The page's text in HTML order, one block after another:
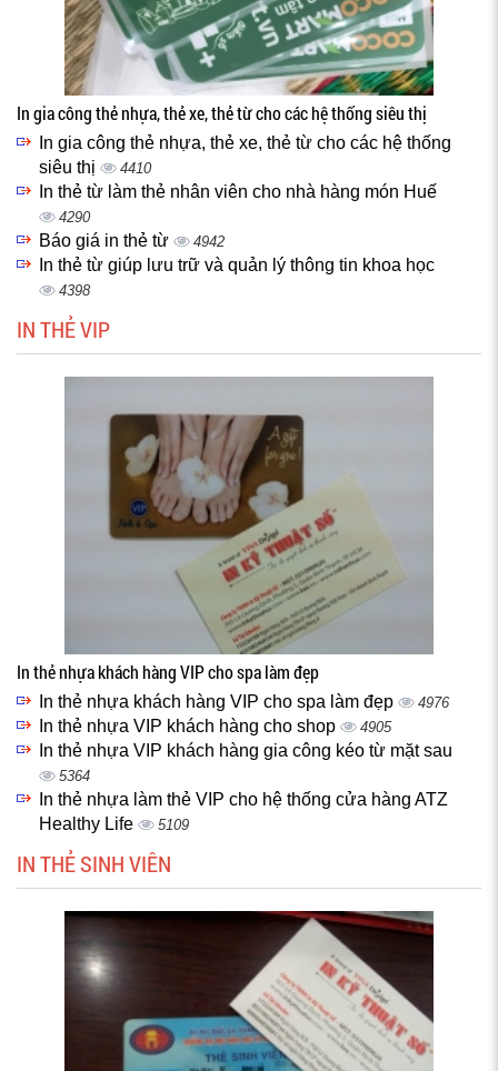
In gia công thẻ nhựa, thẻ xe, thẻ từ cho các hệ thống siêu thị
In gia công thẻ nhựa, thẻ xe, thẻ từ cho các hệ thống
siêu thị
4410
In thẻ từ làm thẻ nhân viên cho nhà hàng món Huế
4290
Báo giá in thẻ từ 4942
In thẻ từ giúp lưu trữ và quản lý thông tin khoa học
4398
IN THẺ VIP
In thẻ nhựa khách hàng VIP cho spa làm đẹp
In thẻ nhựa khách hàng VIP cho spa làm đẹp 4976
In thẻ nhựa VIP khách hàng cho shop 4905
In thẻ nhựa VIP khách hàng gia công kéo từ mặt sau
5364
In thẻ nhựa làm thẻ VIP cho hệ thống cửa hàng ATZ
Healthy Life
5109
IN THẺ SINH VIÊN